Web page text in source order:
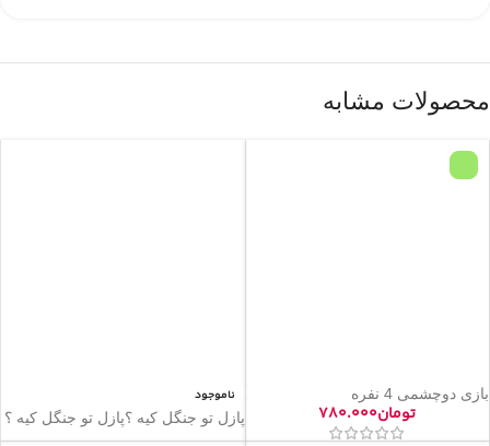
محصولات مشابه
بازی دوچشمی 4 نفره
تومان۷۸۰.۰۰۰
ناموجود
پازل تو جنگل کیه ؟پازل تو جنگل کیه ؟